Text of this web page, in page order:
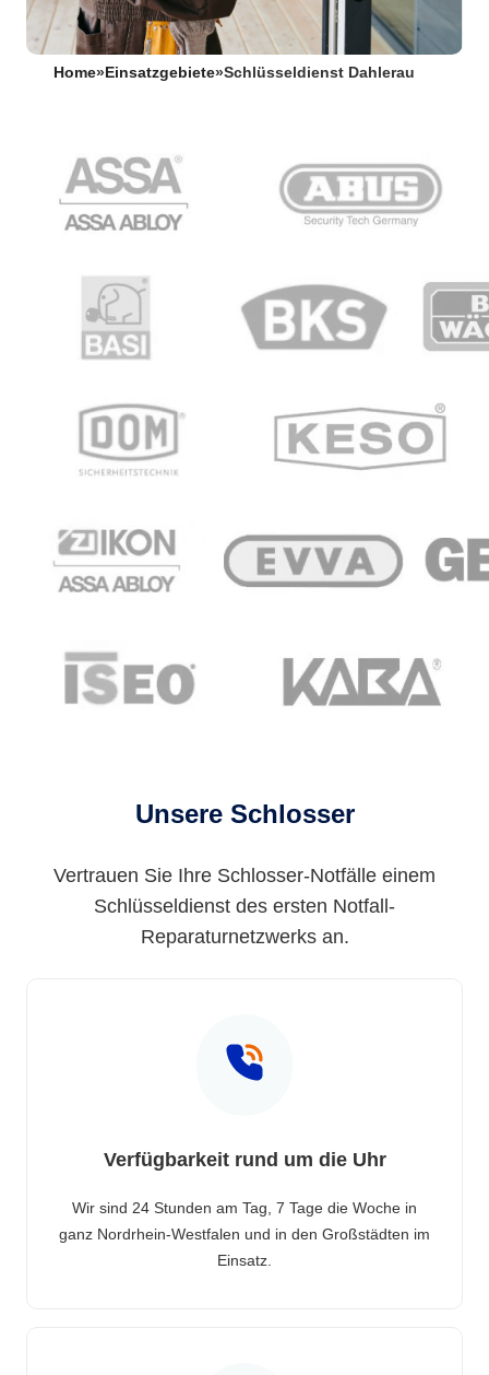
Home» Einsatzgebiete»Schlüsseldienst Dahlerau
Unsere Schlosser
Vertrauen Sie Ihre Schlosser-Notfälle einem
Schlüsseldienst des ersten Notfall-
Reparaturnetzwerks an.
Verfügbarkeit rund um die Uhr
Wir sind 24 Stunden am Tag, 7 Tage die Woche in
ganz Nordrhein-Westfalen und in den Großstädten im
Einsatz.